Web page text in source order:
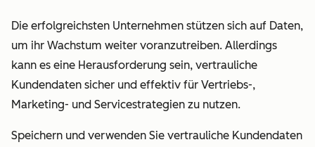
Die erfolgreichsten Unternehmen stützen sich auf Daten,
um ihr Wachstum weiter voranzutreiben. Allerdings
kann es eine Herausforderung sein, vertrauliche
Kundendaten sicher und effektiv für Vertriebs-,
Marketing- und Servicestrategien zu nutzen.
Speichern und verwenden Sie vertrauliche Kundendaten